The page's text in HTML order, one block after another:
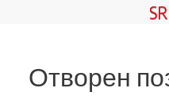
PROJEKTI
SR
Отворен